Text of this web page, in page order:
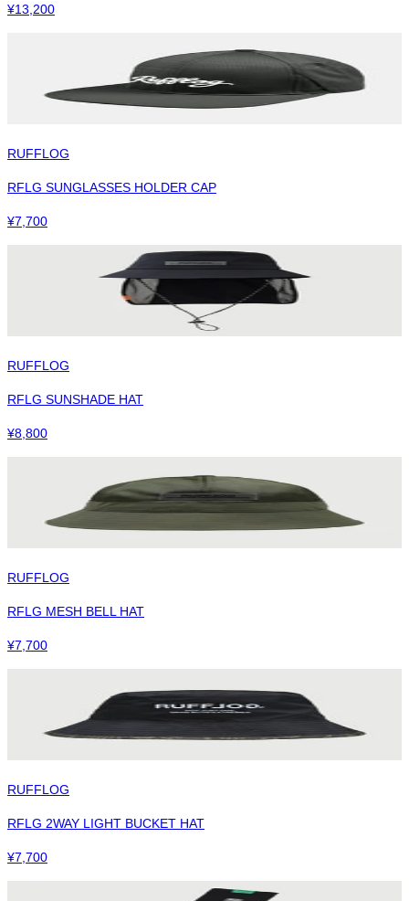
¥13,200
RUFFLOG
RFLG SUNGLASSES HOLDER CAP
¥7,700
RUFFLOG
RFLG SUNSHADE HAT
¥8,800
RUFFLOG
RFLG MESH BELL HAT
¥7,700
RUFFLOG
RFLG 2WAY LIGHT BUCKET HAT
¥7,700